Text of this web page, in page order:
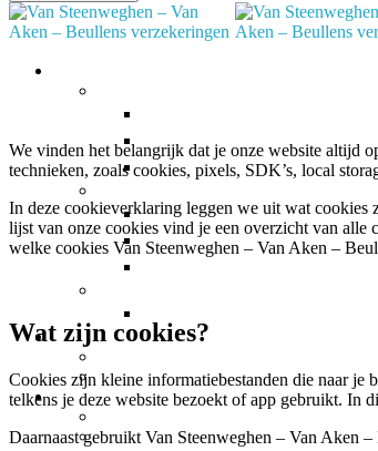
We vinden het belangrijk dat je onze website altijd
technieken, zoals cookies, pixels, SDK’s, local
In deze cookieverklaring leggen we uit wat
lijst van onze cookies vind je een overzicht van alle
welke cookies Van Steenweghen – Van Aken –
Wat zijn cookies?
Cookies zijn kleine informatiebestanden die naar je
telkens je deze website bezoekt of app gebruikt. In
Daarnaast gebruikt Van Steenweghen – Van Aken